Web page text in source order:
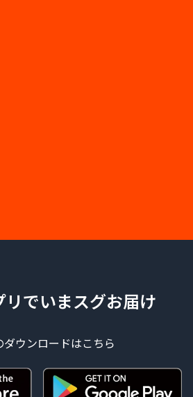
リでいまスグお届け
ダウンロードはこちら